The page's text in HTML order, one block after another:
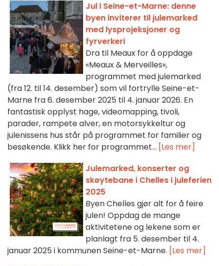
Jul i Seine-et-Marne: denne
byen inviterer til julemarked
med lysprojeksjoner og
fyrverkeri
Dra til Meaux for å oppdage
«Meaux & Merveilles»,
programmet med julemarked
(fra 12. til 14. desember) som vil fortrylle Seine-et-
Marne fra 6. desember 2025 til 4. januar 2026. En
fantastisk opplyst hage, videomapping, tivoli,
parader, rampete alver, en motorsykkeltur og
julenissens hus står på programmet for familier og
besøkende. Klikk her for programmet... [Les mer]
Julemarked, konserter og
skøytebane i Chelles i juleferien
2025
Byen Chelles gjør alt for å feire
julen! Oppdag de mange
aktivitetene og lekene som er
planlagt fra 5. desember til 4.
januar 2025 i kommunen Seine-et-Marne. [Les mer]